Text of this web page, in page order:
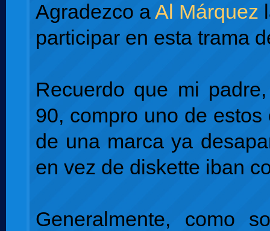
Agradezco aAl Márquez
participar en esta trama
Recuerdo que mi
90, compro uno de estos
de una marca ya
en vez de diskette iban
Generalmente, como